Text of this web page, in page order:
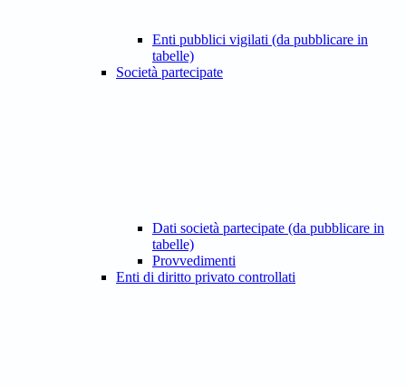
Enti pubblici vigilati (da pubblicare in
tabelle)
Società partecipate
Dati società partecipate (da pubblicare in
tabelle)
Provvedimenti
Enti di diritto privato controllati